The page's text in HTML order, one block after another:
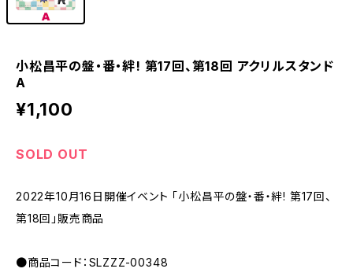
小松昌平の盤・番・絆! 第17回、第18回 アクリルスタンド
A
¥1,100
SOLD OUT
2022年10月16日開催イベント 「小松昌平の盤・番・絆! 第17回、
第18回」販売商品
●商品コード：SLZZZ-00348